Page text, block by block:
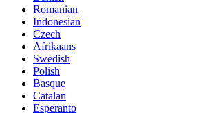
Romanian
Indonesian
Czech
Afrikaans
Swedish
Polish
Basque
Catalan
Esperanto